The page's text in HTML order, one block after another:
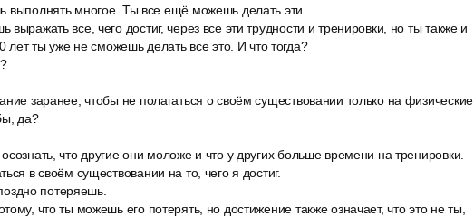
многое. Ты все ещё можешь делать эти.
все, чего достиг, через все эти трудности и тренировки, но ты также и
ты уже не сможешь делать все это. И что тогда?
заранее, чтобы не полагаться о своём существовании только на физические
да?
что другие они моложе и что у других больше времени на тренировки.
в своём существовании на то, чего я достиг.
потеряешь.
что ты можешь его потерять, но достижение также означает, что это не ты,